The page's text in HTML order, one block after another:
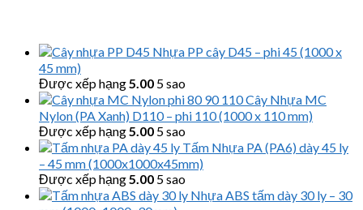
Nhựa PP cây D45 – phi 45 (1000 x
45 mm)
Được xếp hạng5.00 5 sao
Cây Nhựa MC
Nylon (PA Xanh) D110 – phi 110 (1000 x 110 mm)
Được xếp hạng5.00 5 sao
Tấm Nhựa PA (PA6) dày 45 ly
– 45 mm (1000x1000x45mm)
Được xếp hạng5.00 5 sao
Nhựa ABS tấm dày 30 ly – 30